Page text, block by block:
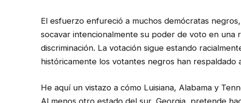
El esfuerzo enfureció a muchos demócratas
socavar intencionalmente su poder de voto en una
discriminación. La votación sigue estando
históricamente los votantes negros han respaldado
He aquí un vistazo a cómo Luisiana, Alabama y
Al menos otro estado del sur, Georgia, pretende